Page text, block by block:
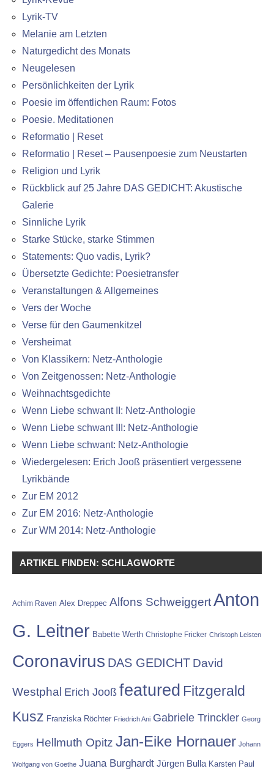
Lyrik-TV
Melanie am Letzten
Naturgedicht des Monats
Neugelesen
Persönlichkeiten der Lyrik
Poesie im öffentlichen Raum: Fotos
Poesie. Meditationen
Reformatio | Reset
Reformatio | Reset – Pausenpoesie zum Neustarten
Religion und Lyrik
Rückblick auf 25 Jahre DAS GEDICHT: Akustische
Galerie
Sinnliche Lyrik
Starke Stücke, starke Stimmen
Statements: Quo vadis, Lyrik?
Übersetzte Gedichte: Poesietransfer
Veranstaltungen & Allgemeines
Vers der Woche
Verse für den Gaumenkitzel
Versheimat
Von Klassikern: Netz-Anthologie
Von Zeitgenossen: Netz-Anthologie
Weihnachtsgedichte
Wenn Liebe schwant II: Netz-Anthologie
Wenn Liebe schwant III: Netz-Anthologie
Wenn Liebe schwant: Netz-Anthologie
Wiedergelesen: Erich Jooß präsentiert vergessene
Lyrikbände
Zur EM 2012
Zur EM 2016: Netz-Anthologie
Zur WM 2014: Netz-Anthologie
ARTIKEL FINDEN: SCHLAGWORTE
Achim Raven Alex Dreppec Alfons Schweiggert Anton
G. Leitner Babette Werth Christophe Fricker Christoph Leisten
Coronavirus DAS GEDICHT David
Westphal Erich Jooß featured Fitzgerald
Kusz Franziska Röchter Friedrich Ani Gabriele Trinckler Georg
Eggers Hellmuth Opitz Jan-Eike Hornauer Johann
Wolfgang von Goethe Juana Burghardt Jürgen Bulla Karsten Paul